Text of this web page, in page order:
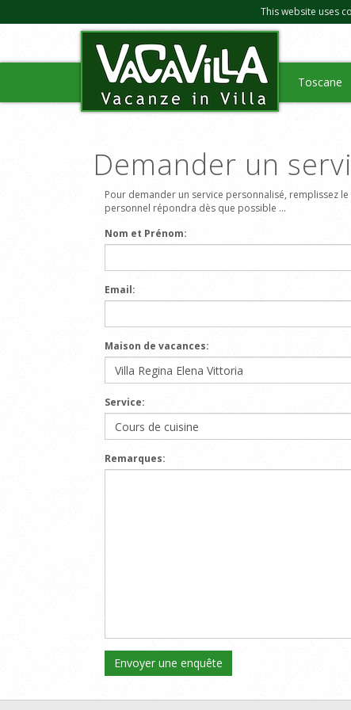
This website uses
Toscane
Demander un
Pour demander un service personnalisé, remplissez
personnel répondra dès que possible ...
Nom et Prénom:
Email:
Maison de vacances:
Service:
Remarques: